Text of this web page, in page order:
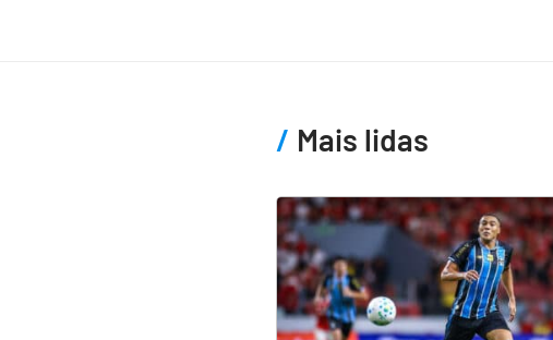
Mais lidas